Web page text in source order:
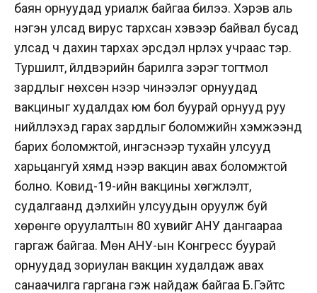
баян орнуудад уриалж байгаа билээ. Хэрэв аль
нэгэн улсад вирус тархсан хэвээр байвал бусад
улсад ч дахин тархах эрсдэл нүүрлэх учраас тэр.
Туршилт, үйлдвэрийн барилга зэрэг тогтмол
зардлыг нөхсөн үнээр чинээлэг орнуудад
вакциныг худалдах юм бол буурай орнууд руу
нийлүүлэхэд гарах зардлыг боломжийн хэмжээнд
барих боломжтой, ингэснээр тухайн улсууд
харьцангуй хямд үнээр вакцин авах боломжтой
болно. Ковид-19-ийн вакцины хөгжүүлэлт,
судалгаанд дэлхийн улсуудын оруулж буй
хөрөнгө оруулалтын 80 хувийг АНУ дангаараа
гаргаж байгаа. Мөн АНУ-ын Конгресс буурай
орнуудад зориулан вакцин худалдаж авах
санаачилга гаргана гэж найдаж байгаа Б.Гэйтс